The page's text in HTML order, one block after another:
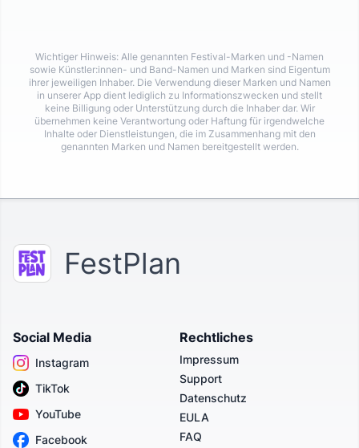
Wichtiger Hinweis: Alle genannten Festival-Marken und -Namen
sowie Künstler:innen- und Band-Namen und Marken sind Eigentum
ihrer jeweiligen Inhaber. Die Verwendung dieser Marken und Namen
in unserer App dient lediglich zu Informationszwecken und stellt
keine Billigung oder Unterstützung durch die Inhaber dar. Wir
übernehmen keine Verantwortung oder Haftung für irgendwelche
Inhalte oder Dienstleistungen, die im Zusammenhang mit den
genannten Marken und Namen bereitgestellt werden.
FestPlan
Social Media
Instagram
TikTok
YouTube
Facebook
Rechtliches
Impressum
Support
Datenschutz
EULA
FAQ